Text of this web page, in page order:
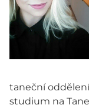
taneční oddělení
studium na